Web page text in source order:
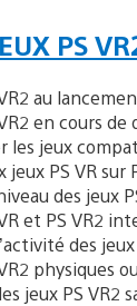
PS
au
en cours
les jeux
jeux PS VR sur
des jeux
et PS VR2
des jeux
physiques
jeux PS VR2